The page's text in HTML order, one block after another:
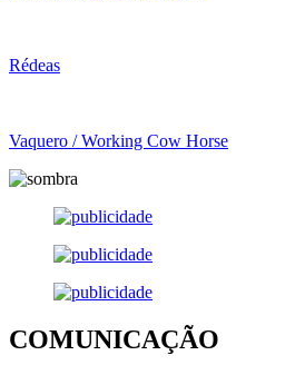
Rédeas
Vaquero / Working Cow Horse
COMUNICAÇÃO